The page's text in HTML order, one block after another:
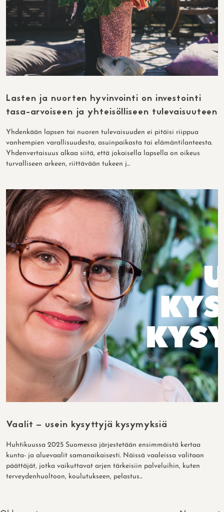
Lasten ja nuorten hyvinvointi on investointi
tasa-arvoiseen ja yhteisölliseen tulevaisuuteen
Yhdenkään lapsen tai nuoren tulevaisuuden ei pitäisi riippua
vanhempien varallisuudesta, asuinpaikasta tai elämäntilanteesta.
Yhdenvertaisuus alkaa siitä, että jokaisella lapsella on oikeus
turvalliseen arkeen, riittävään tukeen j...
Vaalit – usein kysyttyjä kysymyksiä
Huhtikuussa 2025 Suomessa järjestetään ensimmäistä kertaa
kunta- ja aluevaalit samanaikaisesti. Näissä vaaleissa valitaan
päättäjät, jotka vaikuttavat arjen tärkeisiin palveluihin, kuten
terveydenhuoltoon, koulutukseen, pelastus...